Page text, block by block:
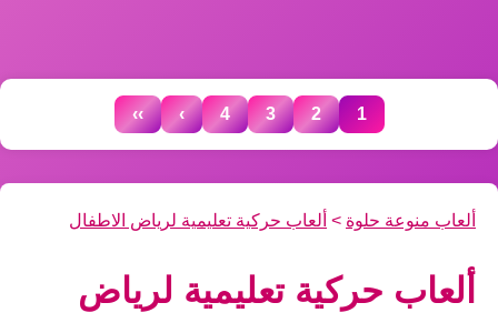
1
2
3
4
›
››
ألعاب منوعة حلوة > ألعاب حركية تعليمية لرياض الاطفال
ألعاب حركية تعليمية لرياض